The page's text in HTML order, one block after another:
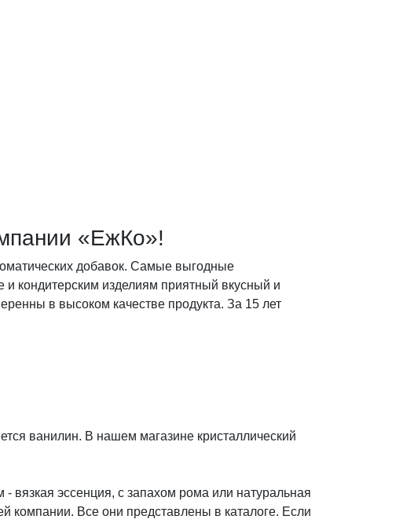
«ЕжКо»!
добавок. Самые выгодные
и кондитерским изделиям приятный вкусный и
в высоком качестве продукта. За 15 лет
ванилин. В нашем магазине кристаллический
вязкая эссенция, с запахом рома или натуральная
Все они представлены в каталоге. Если